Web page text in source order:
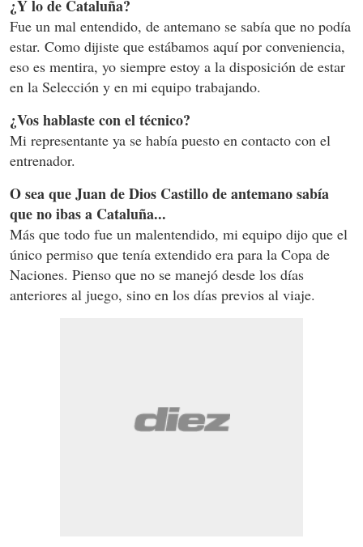
¿Y lo de Cataluña?
Fue un mal entendido, de antemano se sabía que no podía
estar. Como dijiste que estábamos aquí por conveniencia,
eso es mentira, yo siempre estoy a la disposición de estar
en la Selección y en mi equipo trabajando.
¿Vos hablaste con el técnico?
Mi representante ya se había puesto en contacto con el
entrenador.
O sea que Juan de Dios Castillo de antemano sabía
que no ibas a Cataluña...
Más que todo fue un malentendido, mi equipo dijo que el
único permiso que tenía extendido era para la Copa de
Naciones. Pienso que no se manejó desde los días
anteriores al juego, sino en los días previos al viaje.